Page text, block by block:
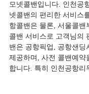
모넷콜밴입니다. 인천공
넷콜밴의 편리한 서비스
항콜밴은 물론, 서울콜
콜밴 서비스로 고객님의
밴은 공항픽업, 공항샌
제공하며, 사전 콜밴예약
합니다. 특히 인천공항